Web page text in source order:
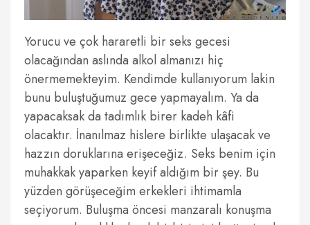
Yorucu ve çok hararetli bir seks gecesi
olacağından aslında alkol almanızı hiç
önermemekteyim. Kendimde kullanıyorum lakin
bunu buluştuğumuz gece yapmayalım. Ya da
yapacaksak da tadımlık birer kadeh kâfi
olacaktır. İnanılmaz hislere birlikte ulaşacak ve
hazzın doruklarına erişeceğiz. Seks benim için
muhakkak yaparken keyif aldığım bir şey. Bu
yüzden görüşeceğim erkekleri ihtimamla
seçiyorum. Buluşma öncesi manzaralı konuşma